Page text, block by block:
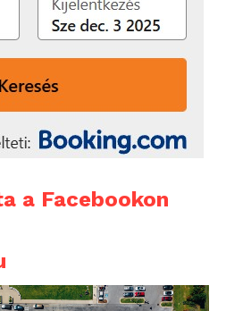
így akár pendrive-okat is
akár -ideiglenesen-
le tudja váltani, hiszen
kapott a táblagépben,
is lehetőség van. Azt
headseten keresztül
a Facebookon